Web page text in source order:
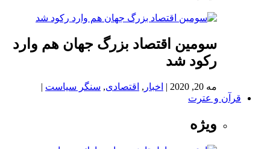
سومین اقتصاد بزرگ جهان هم وارد
رکود شد
مه 20, 2020 | اخبار , اقتصادی, سنگر سیاست |
قرآن و عترت
ویژه